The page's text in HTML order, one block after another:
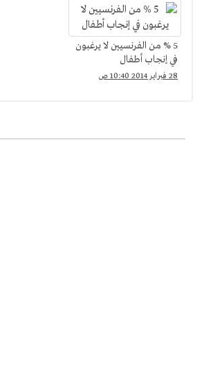
5 % من الفرنسيين لا يرغبون
في إنجاب أطفال
28 فبراير 2014 10:40 ص